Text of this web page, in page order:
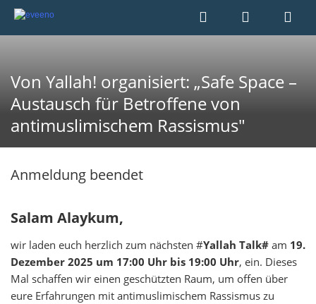
Von Yallah! organisiert: „Safe Space –
Austausch für Betroffene von
antimuslimischem Rassismus"
Anmeldung beendet
Salam Alaykum,
wir laden euch herzlich zum nächsten #Yallah Talk# am 19.
Dezember 2025 um 17:00 Uhr bis 19:00 Uhr, ein. Dieses
Mal schaffen wir einen geschützten Raum, um offen über
eure Erfahrungen mit antimuslimischem Rassismus zu